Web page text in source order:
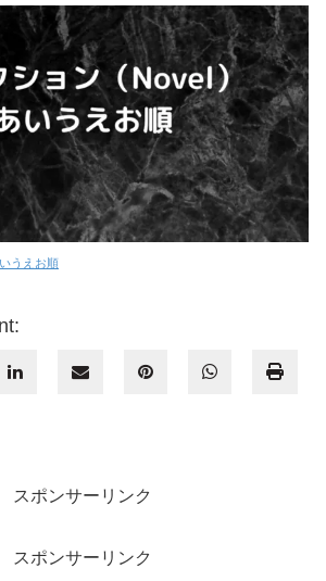
うえお順
スポンサーリンク
スポンサーリンク